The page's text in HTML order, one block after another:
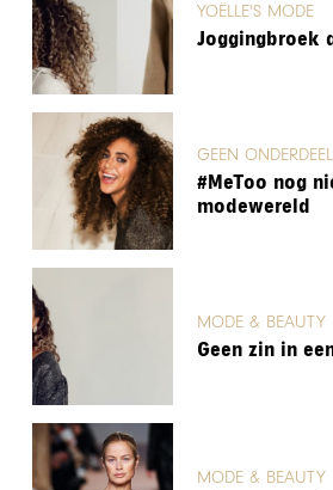
YOËLLE'S MODE
Joggingbroek
GEEN
#MeToo nog
modewereld
MODE & BEAUTY
Geen zin in
MODE & BEAUTY